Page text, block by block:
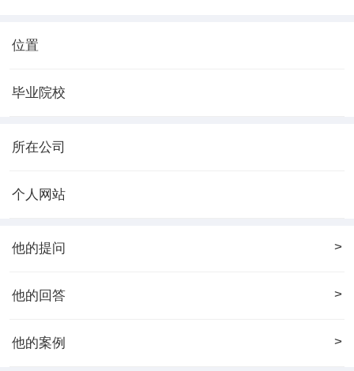
位置
毕业院校
所在公司
个人网站
他的提问 >
他的回答 >
他的案例 >